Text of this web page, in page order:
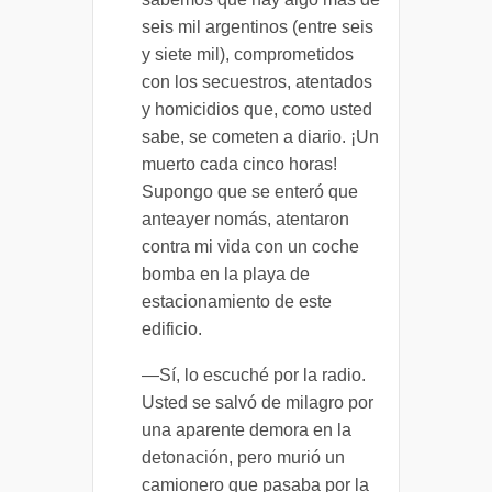
seis mil argentinos (entre seis
y siete mil), comprometidos
con los secuestros, atentados
y homicidios que, como usted
sabe, se cometen a diario. ¡Un
muerto cada cinco horas!
Supongo que se enteró que
anteayer nomás, atentaron
contra mi vida con un coche
bomba en la playa de
estacionamiento de este
edificio.
—Sí, lo escuché por la radio.
Usted se salvó de milagro por
una aparente demora en la
detonación, pero murió un
camionero que pasaba por la